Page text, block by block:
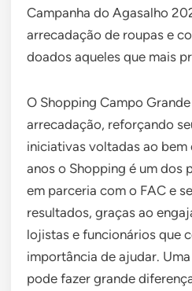
Campanha do Agasalho
arrecadação de roupas e
doados aqueles que mais
O Shopping Campo
arrecadação, reforçando
iniciativas voltadas ao bem
anos o Shopping é um dos
em parceria com o FAC e
resultados, graças ao
lojistas e funcionários que
importância de ajudar.
pode fazer grande